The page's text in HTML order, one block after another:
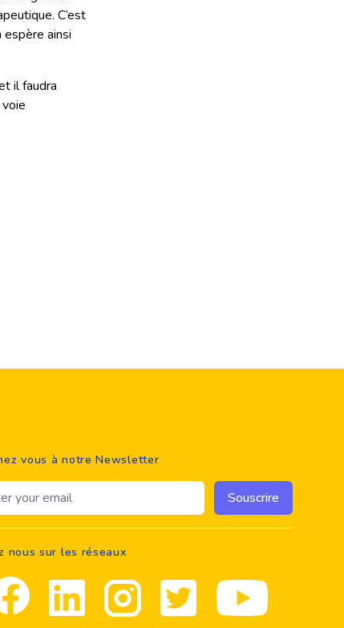
C’est
ainsi
il faudra
vous à notre Newsletter
Souscrire
nous sur les réseaux
Linkedin Instagram Twitter youtube